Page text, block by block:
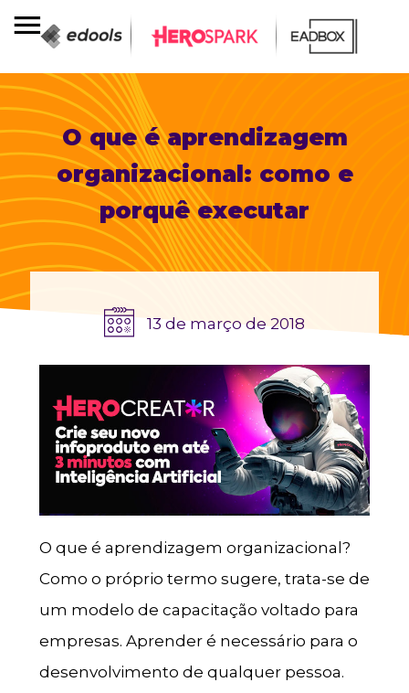
O que é aprendizagem
organizacional: como e
porquê executar
13 de março de 2018
O que é aprendizagem organizacional?
Como o próprio termo sugere, trata-se de
um modelo de capacitação voltado para
empresas. Aprender é necessário para o
desenvolvimento de qualquer pessoa.